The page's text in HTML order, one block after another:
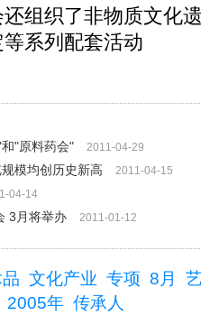
织了非物质文化
系列配套活动
"原料药会"
2011-04-29
模均创历史新高 2011-04-15
04-14
3月将举办 2011-01-12
文化产业 专项 8月
2005年 传承人